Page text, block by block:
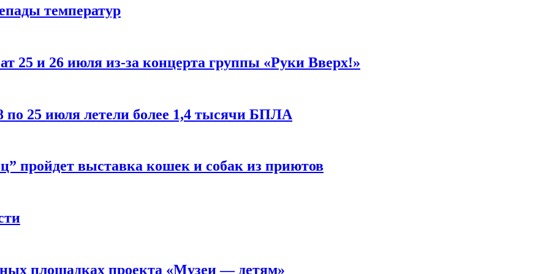
температур
25 и 26 июля из-за концерта группы «Руки Вверх!»
по 25 июля летели более 1,4 тысячи БПЛА
пройдет выставка кошек и собак из приютов
площадках проекта «Музеи — детям»